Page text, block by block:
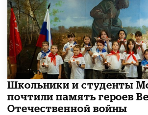
Школьники и студенты
почтили память героев
Отечественной войны